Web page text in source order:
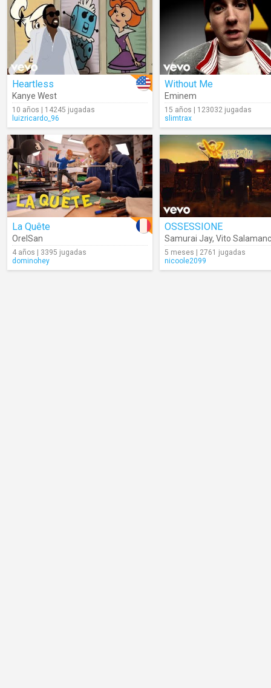
Heartless
Kanye West
10 años | 14245 jugadas
luizricardo_96
Without Me
Eminem
15 años | 123032 jugadas
slimtrax
La Quête
OrelSan
4 años | 3395 jugadas
dominohey
OSSESSIONE
Samurai Jay, Vito
5 meses | 2761 jugadas
nicoole2099